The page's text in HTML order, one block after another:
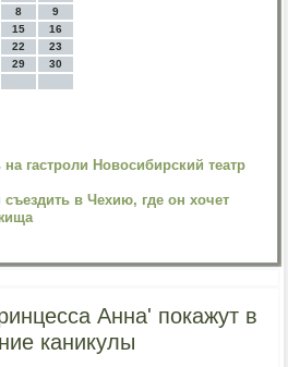
8
9
15
16
22
23
29
30
на гастроли Новосибирский театр
в Чехию, где он хочет
Анна' покажут в
каникулы